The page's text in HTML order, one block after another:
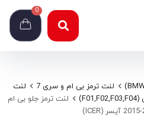
0
لنت ترمز بی ام و سری 7
لنت
لنت ترمز جلو بی ام